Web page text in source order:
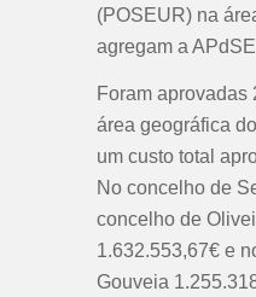
(POSEUR) na
agregam a
Foram aprovadas
área geográfica
um custo total
No concelho de
concelho de
1.632.553,67€ e
Gouveia